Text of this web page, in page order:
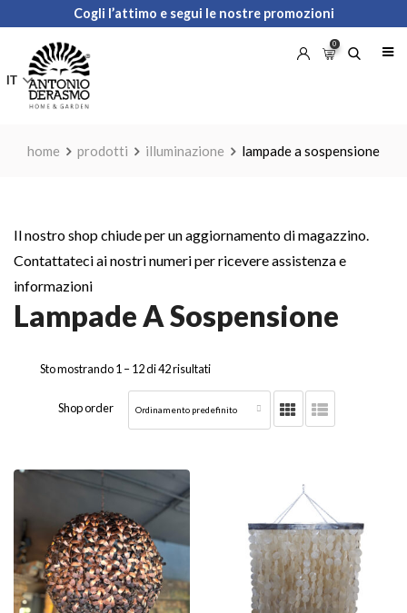
content
Cogli l’attimo e segui le nostre promozioni
IT
0
home prodotti illuminazione lampade a sospensione
Il nostro shop chiude per un aggiornamento di magazzino.
Contattateci ai nostri numeri per ricevere assistenza e
informazioni
Lampade A Sospensione
Sto mostrando 1 –12di 42 risultati
Shop order